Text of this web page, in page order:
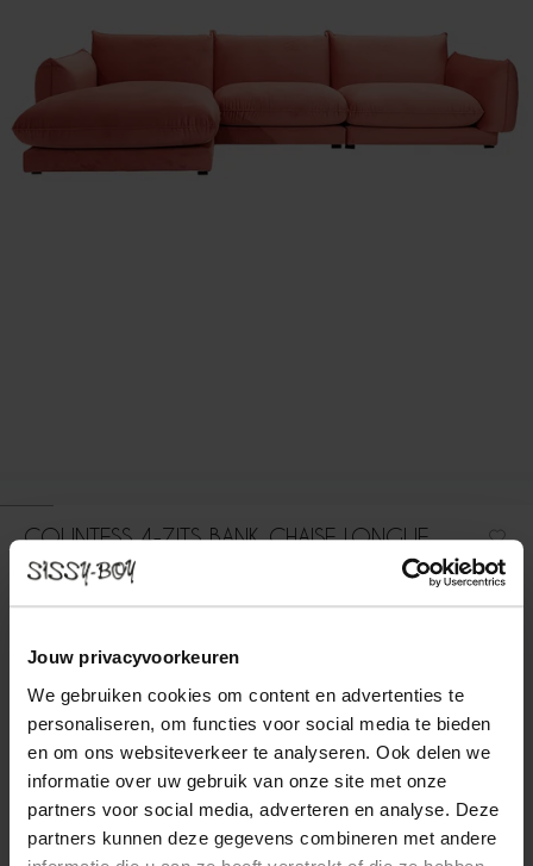
Jouw privacyvoorkeuren
We gebruiken cookies om content en advertenties te
personaliseren, om functies voor social media te bieden
en om ons websiteverkeer te analyseren. Ook delen we
informatie over uw gebruik van onze site met onze
partners voor social media, adverteren en analyse. Deze
partners kunnen deze gegevens combineren met andere
COUNTESS 4-ZITS BANK CHAISE LONGUE
LINKS SALVADOR DARK PINK
4-zits chaise longue links uit de Countess serie van Sissy-Boy. De
serie bestaat uit zeven modulaire onderdelen, zodat je de bank
hebt. Door de lage zitting geeft de C...
4 zits chaise longue... (1x) + opties